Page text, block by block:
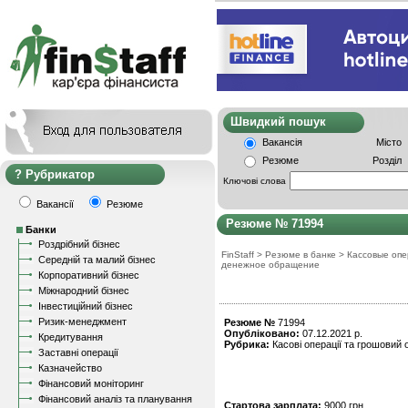
Рубрикатор
Вакансії Резюме
Банки
Роздрібний бізнес
Середній та малий бізнес
Корпоративний бізнес
Міжнародний бізнес
Інвестиційний бізнес
Ризик-менеджмент
Кредитування
Заставні операції
Казначейство
Фінансовий моніторинг
Фінансовий аналіз та планування
Швидкий
Вакансія
Місто
Резюме
Розділ
Ключові слова
Резюме № 71994
FinStaff > Резюме в банке > Кассовые
денежное обращение
Резюме № 71994
Опубліковано: 07.12.2021 р.
Рубрика: Касові операції та грошовий
Стартова зарплата: 9000 грн.